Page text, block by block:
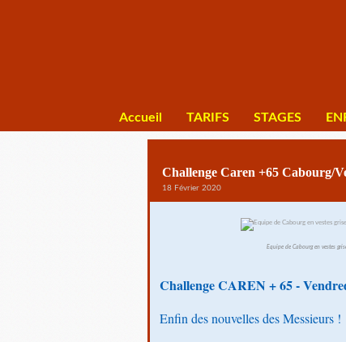
Accueil TARIFS STAGES
Challenge Caren +65 Cabourg/
18 Février 2020
Equipe de Cabourg en vestes
Challenge CAREN + 65 -
Enfin des nouvelles des Messieurs !